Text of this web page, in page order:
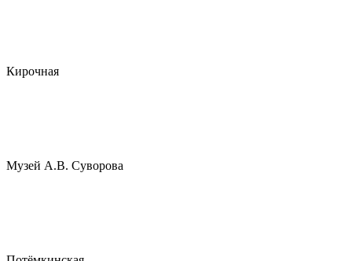
Кирочная
Музей А.В. Суворова